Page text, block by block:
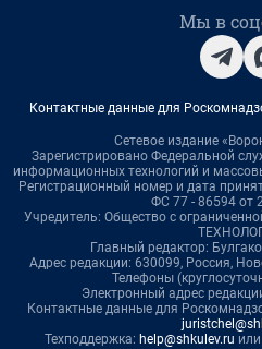
Мы в
Контактные данные для
Сетевое издание
Зарегистрировано Федеральной
информационных технологий и
Регистрационный номер и дата
ФС 77 - 86594 от
Учредитель: Общество с
Главный редактор:
Адрес редакции: 630099, Россия,
Телефоны
Электронный адрес
Контактные данные для
Техподдержка: help@shkulev.ru